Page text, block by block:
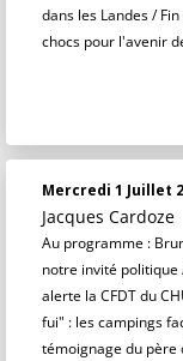
dans les Landes /
chocs pour l'avenir
Mercredi 1 Juillet
Jacques Cardoze
Au programme :
notre invité politique
alerte la CFDT du
fui" : les campings
témoignage du père